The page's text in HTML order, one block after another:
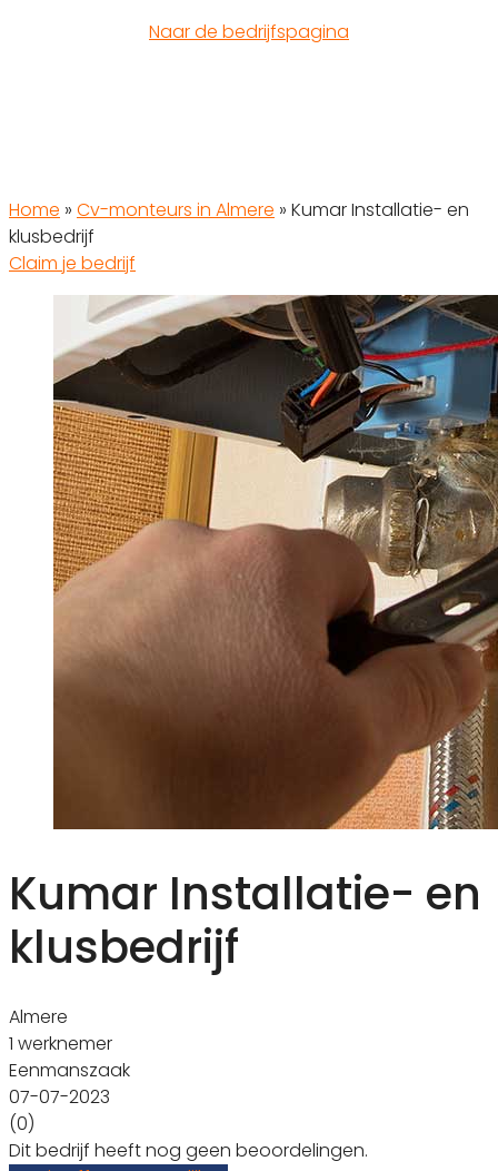
Naar de bedrijfspagina
Home » Cv-monteurs in Almere » Kumar Installatie- en
klusbedrijf
Claim je bedrijf
Kumar Installatie- en
klusbedrijf
Almere
1 werknemer
Eenmanszaak
07-07-2023
(0)
Dit bedrijf heeft nog geen beoordelingen.